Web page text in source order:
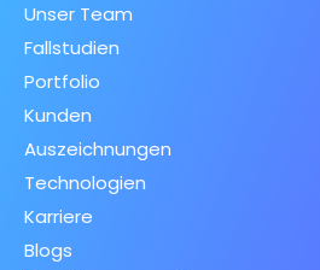
Unser Team
Fallstudien
Portfolio
Kunden
Auszeichnungen
Technologien
Karriere
Blogs